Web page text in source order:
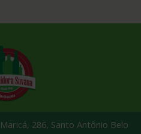
286, Santo Antônio Belo